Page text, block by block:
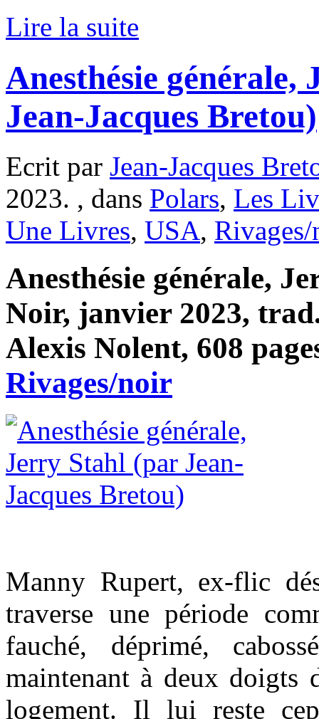
Lire la suite
Anesthésie
Jean-Jacques Bretou)
Ecrit par Jean-Jacques
2023. , dans Polars, Les
Une Livres, USA,
Anesthésie générale,
Noir, janvier 2023,
Alexis Nolent, 608
Rivages/noir
Manny Rupert, ex-flic
traverse une période
fauché, déprimé,
maintenant à deux doigts
logement. Il lui reste